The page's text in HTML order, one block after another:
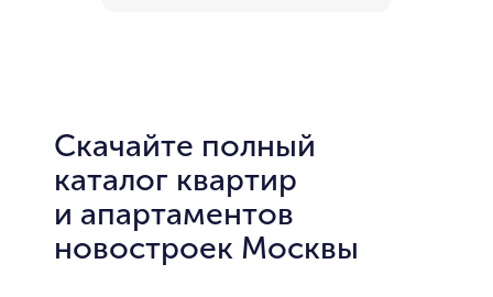
Скачайте полный
каталог квартир
и апартаментов
новостроек Москвы